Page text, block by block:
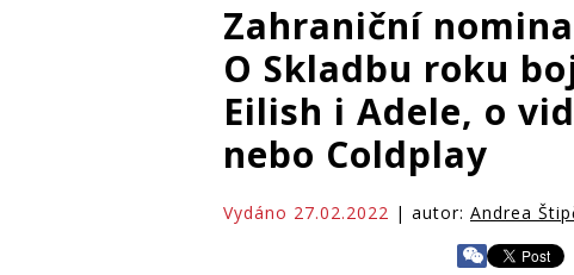
Zahraniční
O Skladbu roku
Eilish i Adele, o
nebo Coldplay
Vydáno 27.02.2022 | autor: Andrea